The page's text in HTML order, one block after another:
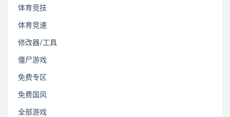
体育竞技
体育竞速
修改器/工具
僵尸游戏
免费专区
免费国风
全部游戏